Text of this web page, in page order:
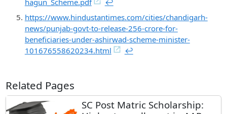
https://www.hindustantimes.com/cities/chandigarh-
news/punjab-govt-to-release-256-crore-for-
beneficiaries-under-ashirwad-scheme-minister-
101676558620234.html
↩︎
Related Pages
SC Post Matric Scholarship: